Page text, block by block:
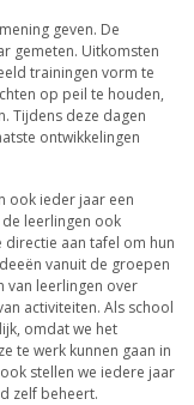
geven. De
gemeten. Uitkomsten
trainingen vorm te
op peil te houden,
Tijdens deze dagen
ontwikkelingen
ook ieder jaar een
leerlingen ook
directie aan tafel om hun
vanuit de groepen
van leerlingen over
activiteiten. Als school
omdat we het
te werk kunnen gaan in
stellen we iedere jaar
zelf beheert.